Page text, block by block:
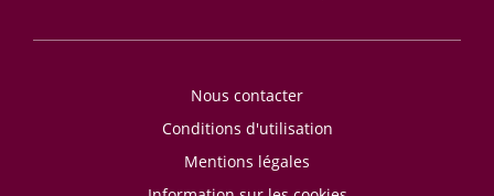
Nous contacter
Conditions d'utilisation
Mentions légales